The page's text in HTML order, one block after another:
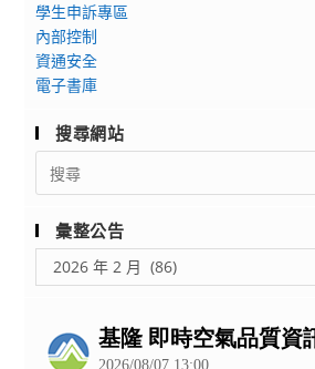
六
舉
辦
風
陽
學生申訴專區
內部控制
資通安全
電子書庫
搜尋網站
Search
for:
彙整公告
整
2026 年 2 月 (86)